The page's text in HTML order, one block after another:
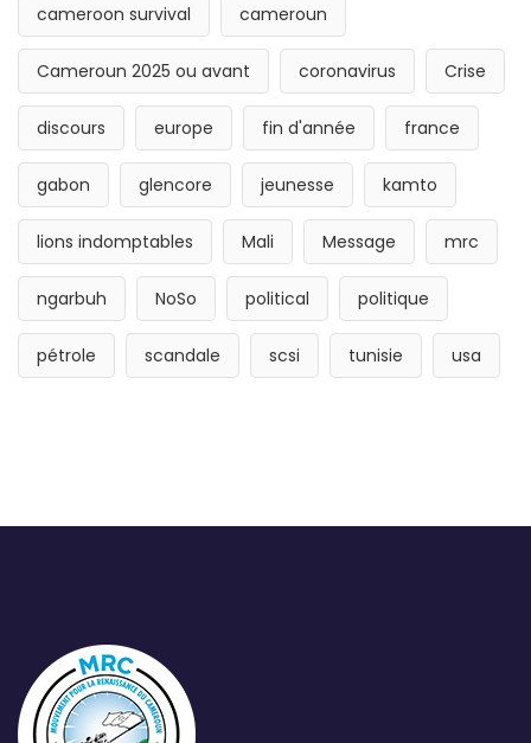
cameroon survival cameroun
Cameroun 2025 ou avant coronavirus Crise
discours europe fin d'année france
gabon glencore jeunesse kamto
lions indomptables Mali Message mrc
ngarbuh NoSo political politique
pétrole scandale scsi tunisie usa